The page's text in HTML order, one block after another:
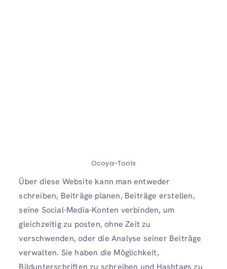
Ocoya-Tools
Über diese Website kann man entweder
schreiben, Beiträge planen, Beiträge erstellen,
seine Social-Media-Konten verbinden, um
gleichzeitig zu posten, ohne Zeit zu
verschwenden, oder die Analyse seiner Beiträge
verwalten. Sie haben die Möglichkeit,
Bildunterschriften zu schreiben und Hashtags zu